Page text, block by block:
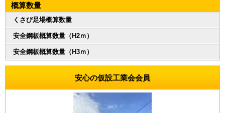
概算数量
くさび足場概算数量
安全鋼板概算数量（H2ｍ）
安全鋼板概算数量（H3ｍ）
安心の仮設工業会会員